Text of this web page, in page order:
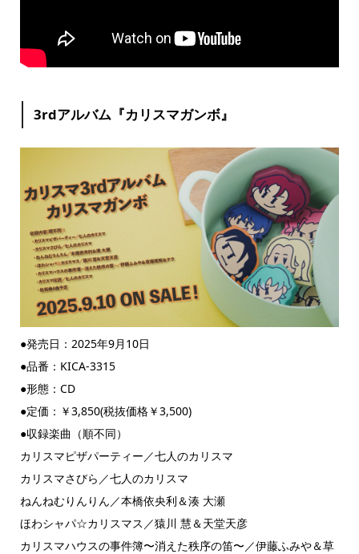
3rdアルバム『カリスマガンボ』
●発売日：2025年9月10日
●品番：KICA-3315
●形態：CD
●定価：￥3,850(税抜価格￥3,500)
●収録楽曲（順不同）
カリスマピザパーティー／七人のカリスマ
カリスマさびら／七人のカリスマ
ねんねむりんりん／本橋依央利＆湊 大瀬
ほわシャパ☆カリスマス／猿川 慧＆天堂天彦
カリスマハウスの事件簿〜消えた秩序の笛〜／伊藤ふみや＆草